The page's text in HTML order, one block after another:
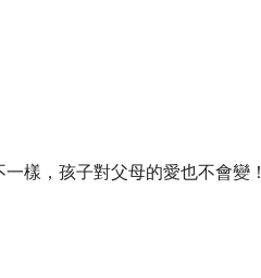
，孩子對父母的愛也不會變！